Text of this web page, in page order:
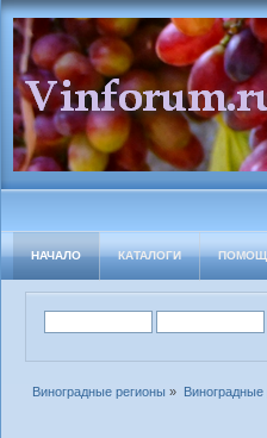
НАЧАЛО КАТАЛОГИ
Виноградные регионы » Виноградные